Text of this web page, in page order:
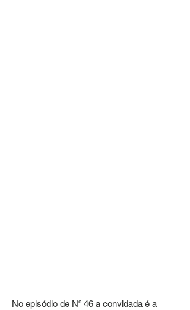
No episódio de Nº 46 a convidada é a